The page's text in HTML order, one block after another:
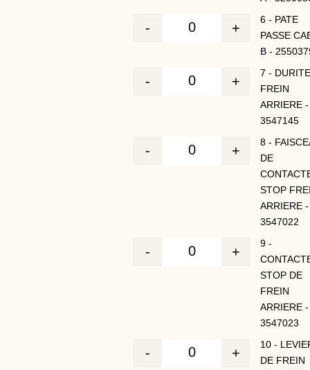
Quantité
- +
6 - PATE
PASSE
B -
Quantité
- +
7 -
FREIN
ARRIERE -
3547145
Quantité
- +
8 -
DE
STOP
ARRIERE -
3547022
Quantité
- +
9 -
STOP DE
FREIN
ARRIERE -
3547023
Quantité
- +
10 -
DE FREIN